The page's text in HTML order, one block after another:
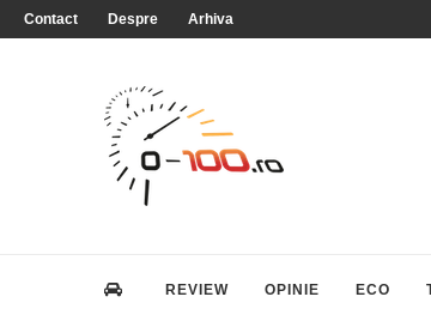
Contact Despre Arhiva
REVIEW OPINIE ECO